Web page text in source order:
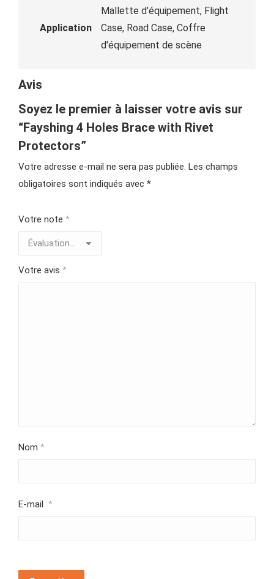
Application
Mallette d'équipement, Flight
Case, Road Case, Coffre
d'équipement de scène
Avis
Soyez le premier à laisser votre avis sur
“Fayshing 4 Holes Brace with Rivet
Protectors”
Votre adresse e-mail ne sera pas publiée. Les champs
obligatoires sont indiqués avec *
Votre note *
Votre avis *
Nom *
E-mail *